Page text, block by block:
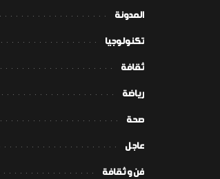
المدونة
تكنولوجيا
ثقافة
رياضة
صحة
عاجل
فن و ثقافة